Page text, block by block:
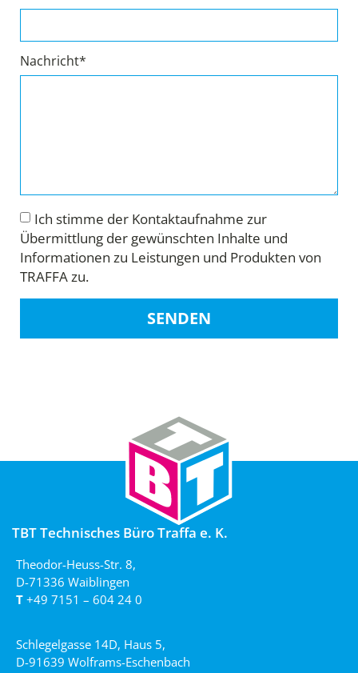
Nachricht*
Ich stimme der Kontaktaufnahme zur
Übermittlung der gewünschten Inhalte und
Informationen zu Leistungen und Produkten von
TRAFFA zu.
SENDEN
TBT Technisches Büro Traffa e. K.
Theodor-Heuss-Str. 8,
D-71336 Waiblingen
T +49 7151 – 604 24 0
Schlegelgasse 14D, Haus 5,
D-91639 Wolframs-Eschenbach